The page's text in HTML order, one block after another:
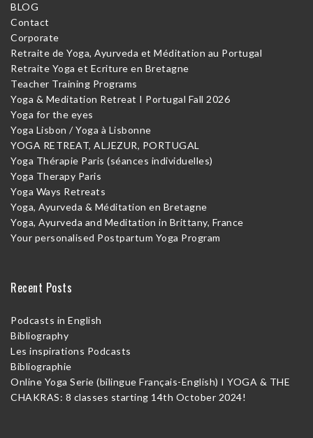
BLOG
Contact
Corporate
Retraite de Yoga, Ayurveda et Méditation au Portugal
Retraite Yoga et Ecriture en Bretagne
Teacher Training Programs
Yoga & Meditation Retreat I Portugal Fall 2026
Yoga for the eyes
Yoga Lisbon / Yoga à Lisbonne
YOGA RETREAT, ALJEZUR, PORTUGAL
Yoga Thérapie Paris (séances individuelles)
Yoga Therapy Paris
Yoga Ways Retreats
Yoga, Ayurveda & Méditation en Bretagne
Yoga, Ayurveda and Meditation in Brittany, France
Your personalised Postpartum Yoga Program
Recent Posts
Podcasts in English
Bibliography
Les inspirations Podcasts
Bibliographie
Online Yoga Serie (bilingue Français-English) I YOGA & THE
CHAKRAS: 8 classes starting 14th October 2024!